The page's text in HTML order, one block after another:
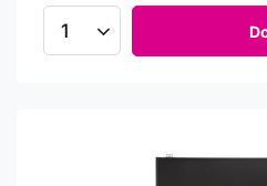
Ilość produktów